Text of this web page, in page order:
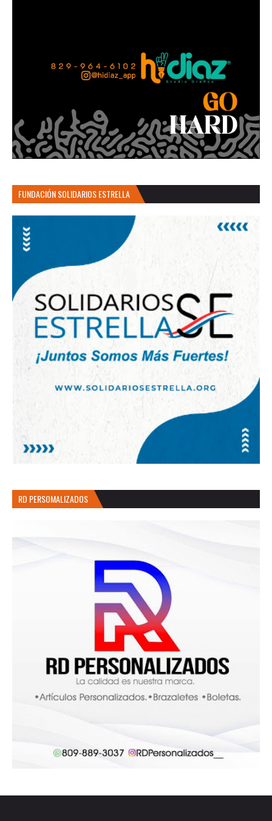
FUNDACIÓN SOLIDARIOS ESTRELLA
RD PERSOMALIZADOS